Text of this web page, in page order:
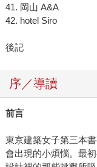
41. 岡山 A&A
42. hotel Siro
後記
序／導讀
前言
東京建築女子第三本
會出現的小煩惱。最